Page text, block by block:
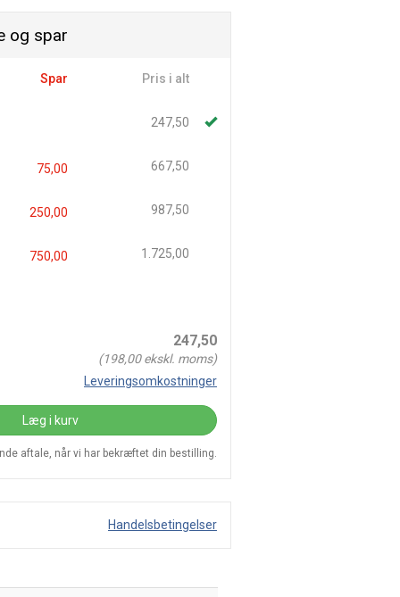
og spar
Spar Pris i alt
247,50
75,00 667,50
250,00 987,50
750,00 1.725,00
247,50
(198,00ekskl. moms)
Leveringsomkostninger
Læg i kurv
aftale, når vi har bekræftet din bestilling.
Handelsbetingelser